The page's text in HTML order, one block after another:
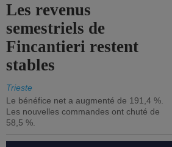
Les revenus
semestriels de
Fincantieri restent
stables
Trieste
Le bénéfice net a augmenté de 191,4 %.
Les nouvelles commandes ont chuté de
58,5 %.